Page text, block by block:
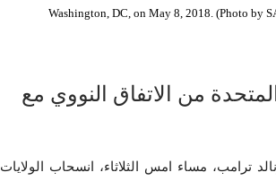
Washington, DC, on May 8, 2018. (Photo by
من الاتفاق النووي مع
دونالد ترامب، مساء امس الثلاثاء، انسحاب الولايات